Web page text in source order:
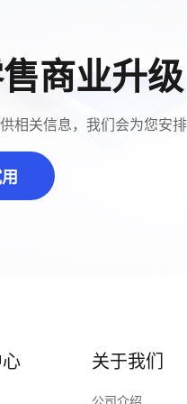
商业升级
相关信息，我们会为您安
关于我们